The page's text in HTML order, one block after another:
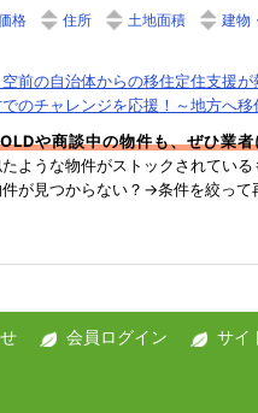
格 住所 土地面積 建物
前の自治体からの移住定住支援が
のチャレンジを応援！～地方へ
や商談中の物件も、ぜひ業
ような物件がストックされている
件が見つからない？→条件を絞っ
会員ログイン サイ